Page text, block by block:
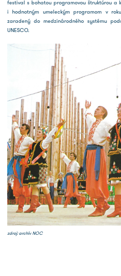
festival s bohatou programovou štruktúrou a
i hodnotným umeleckým programom v
zaradený do medzinárodného systému
UNESCO.
zdroj: archív NOC